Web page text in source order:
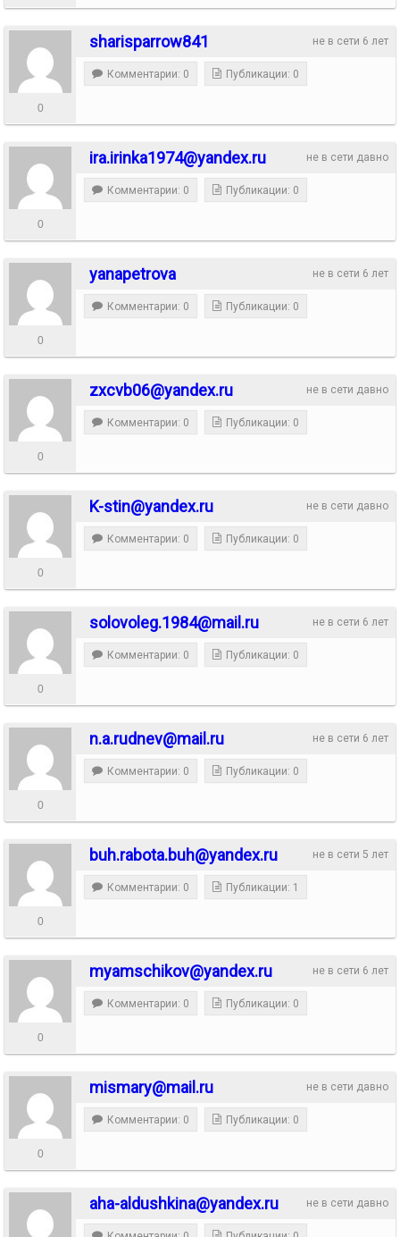
не в сети 6 лет
sharisparrow841
0
Комментарии: 0 Публикации: 0
не в сети давно
ira.irinka1974@yandex.ru
0
Комментарии: 0 Публикации: 0
не в сети 6 лет
yanapetrova
0
Комментарии: 0 Публикации: 0
не в сети давно
zxcvb06@yandex.ru
0
Комментарии: 0 Публикации: 0
не в сети давно
K-stin@yandex.ru
0
Комментарии: 0 Публикации: 0
не в сети 6 лет
solovoleg.1984@mail.ru
0
Комментарии: 0 Публикации: 0
не в сети 6 лет
n.a.rudnev@mail.ru
0
Комментарии: 0 Публикации: 0
не в сети 5 лет
buh.rabota.buh@yandex.ru
0
Комментарии: 0 Публикации: 1
не в сети 6 лет
myamschikov@yandex.ru
0
Комментарии: 0 Публикации: 0
не в сети давно
mismary@mail.ru
0
Комментарии: 0 Публикации: 0
не в сети давно
aha-aldushkina@yandex.ru